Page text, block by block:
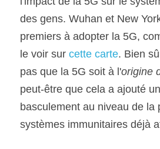
des gens. Wuhan et New
premiers à adopter la 5G,
le voir sur cette carte. Bien
pas que la 5G soit à l'origine
peut-être que cela a ajouté
basculement au niveau de la
systèmes immunitaires déjà